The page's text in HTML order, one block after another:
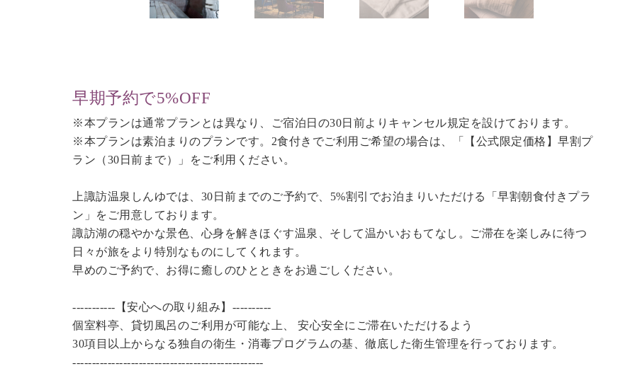
早期予約で5%OFF
※本プランは通常プランとは異なり、ご宿泊日の30日前よりキャンセル規定を設けております。
※本プランは素泊まりのプランです。2食付きでご利用ご希望の場合は、「
【公式限定価格】早割プ
ラン（30日前まで）
」をご利用ください。
上諏訪温泉しんゆでは、30日前までのご予約で、5%割引でお泊まりいただける「早割朝食付きプラ
ン」をご用意しております。
諏訪湖の穏やかな景色、心身を解きほぐす温泉、そして温かいおもてなし。ご滞在を楽しみに待つ
日々が旅をより特別なものにしてくれます。
早めのご予約で、お得に癒しのひとときをお過ごしください。
-----------【安心への取り組み】----------
個室料亭、貸切風呂のご利用が可能な上、 安心安全にご滞在いただけるよう
30項目以上からなる独自の衛生・消毒プログラムの基、徹底した衛生管理を行っております。
-------------------------------------------------